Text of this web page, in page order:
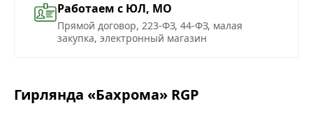
Работаем с ЮЛ, МО
Прямой договор, 223-ФЗ, 44-ФЗ, малая
закупка, электронный магазин
Гирлянда «Бахрома» RGP